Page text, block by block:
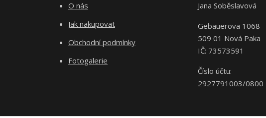
O nás
Jak nakupovat
Obchodní podmínky
Fotogalerie
Jana Soběslavová
Gebauerova 1068
509 01 Nová Paka
IČ: 73573591
Číslo účtu:
2927791003/0800